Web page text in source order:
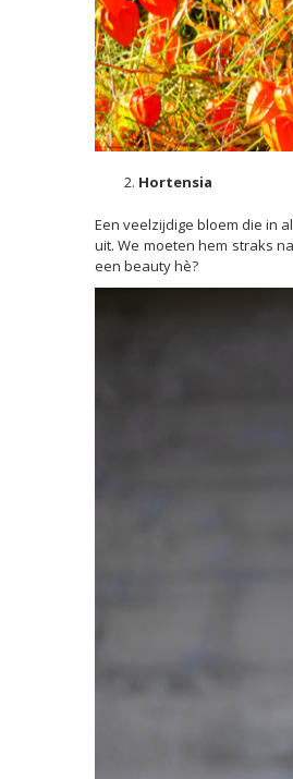
Hortensia
Een veelzijdige bloem die in
uit. We moeten hem straks
een beauty hè?